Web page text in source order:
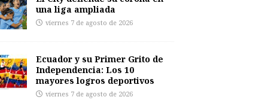
una liga ampliada
viernes 7 de agosto de 2026
Ecuador y su Primer Grito de
Independencia: Los 10
mayores logros deportivos
viernes 7 de agosto de 2026